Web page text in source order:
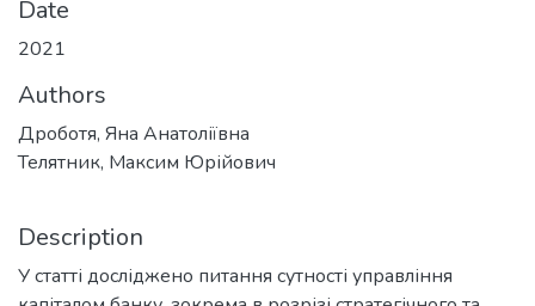
Date
2021
Authors
Дроботя, Яна Анатоліївна
Телятник, Максим Юрійович
Description
У статті досліджено питання сутності управління